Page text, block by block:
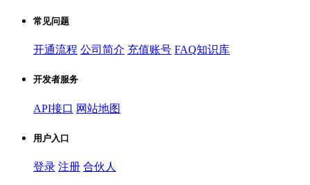
常见问题
开通流程 公司简介 充值账号 FAQ知识库
开发者服务
API接口 网站地图
用户入口
登录 注册 合伙人